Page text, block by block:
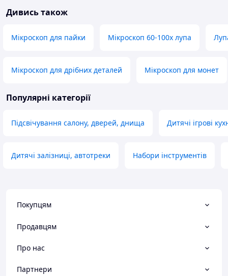
Дивись також
Мікроскоп для пайки Мікроскоп 60-100x лупа
Мікроскоп для дрібних деталей Мікроскоп для монет
Популярні категорії
Підсвічування салону, дверей, днища Дитячі ігрові
Дитячі залізниці, автотреки Набори інструментів
Покупцям
Продавцям
Про нас
Партнери